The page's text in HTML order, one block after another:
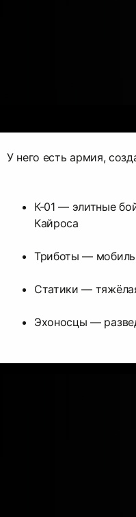
У него есть армия,
К-01 — элитные
Кайроса
Триботы —
Статики —
Эхоносцы —